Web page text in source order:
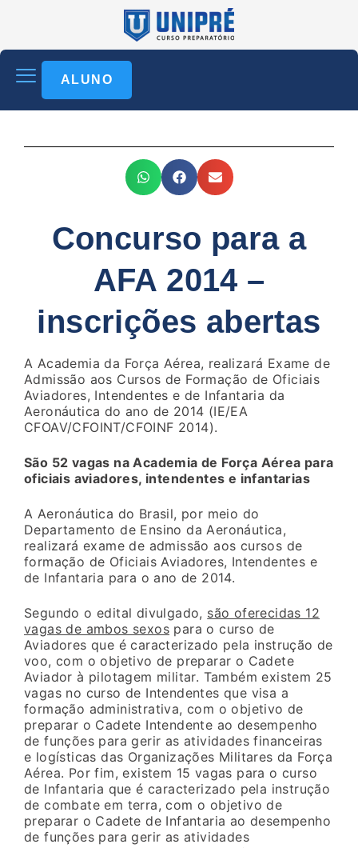
ALUNO
Concurso para a
AFA 2014 –
inscrições abertas
A Academia da Força Aérea, realizará Exame de
Admissão aos Cursos de Formação de Oficiais
Aviadores, Intendentes e de Infantaria da
Aeronáutica do ano de 2014 (IE/EA
CFOAV/CFOINT/CFOINF 2014).
São 52 vagas na Academia de Força Aérea para
oficiais aviadores, intendentes e infantarias
A Aeronáutica do Brasil, por meio do
Departamento de Ensino da Aeronáutica,
realizará exame de admissão aos cursos de
formação de Oficiais Aviadores, Intendentes e
de Infantaria para o ano de 2014.
Segundo o edital divulgado, são oferecidas 12
vagas de ambos sexos para o curso de
Aviadores que é caracterizado pela instrução de
voo, com o objetivo de preparar o Cadete
Aviador à pilotagem militar. Também existem 25
vagas no curso de Intendentes que visa a
formação administrativa, com o objetivo de
preparar o Cadete Intendente ao desempenho
de funções para gerir as atividades financeiras
e logísticas das Organizações Militares da Força
Aérea. Por fim, existem 15 vagas para o curso
de Infantaria que é caracterizado pela instrução
de combate em terra, com o objetivo de
preparar o Cadete de Infantaria ao desempenho
de funções para gerir as atividades